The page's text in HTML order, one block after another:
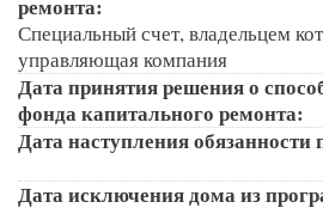
ремонта:
Специальный счет, владельцем
управляющая компания
Дата принятия решения о
фонда капитального ремонта:
Дата наступления обязанности
Дата исключения дома из